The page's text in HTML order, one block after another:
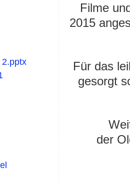
Filme
2015
Für das
gesorgt
der